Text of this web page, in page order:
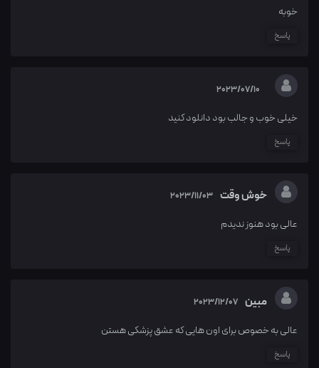
خوبه
پاسخ
2023/07/10
خیلی خوب و جالب بود دانلود کنید
پاسخ
خوش وقت 2023/11/03
عالی بود هنوز ندیدم
پاسخ
مبین 2023/12/07
عالی به خصوص برای اون هایی که عشق پزشکی هستن
پاسخ